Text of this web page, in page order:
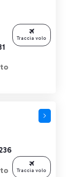
Traccia volo
Traccia volo